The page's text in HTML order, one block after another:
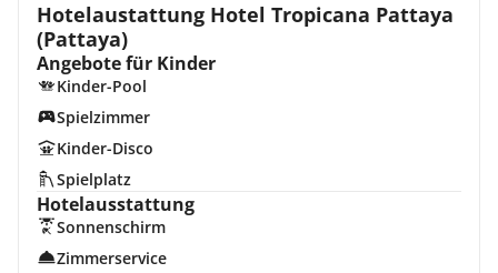
Hotelaustattung Hotel Tropicana Pattaya
(Pattaya)
Angebote für Kinder
Kinder-Pool
Spielzimmer
Kinder-Disco
Spielplatz
Hotelausstattung
Sonnenschirm
Zimmerservice